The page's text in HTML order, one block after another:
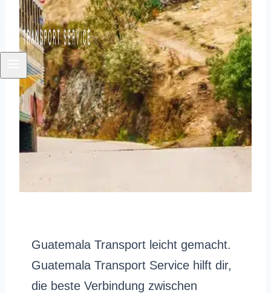
Guatemala Transport leicht gemacht.
Guatemala Transport Service hilft dir,
die beste Verbindung zwischen